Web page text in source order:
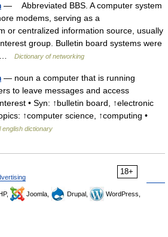
— Abbreviated BBS. A computer system
modems, serving as a
or centralized information source, usually
group. Bulletin board systems were
…
Dictionary of networking
— noun a computer that is running
to leave messages and access
• Syn: ↑bulletin board, ↑electronic
↑computer science, ↑computing •
english dictionary
18+
Joomla, Drupal,
WordPress,